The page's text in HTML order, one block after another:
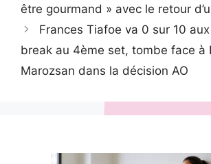
être gourmand » avec le retour
Frances Tiafoe va 0 sur 10
break au 4ème set, tombe face à
Marozsan dans la décision AO